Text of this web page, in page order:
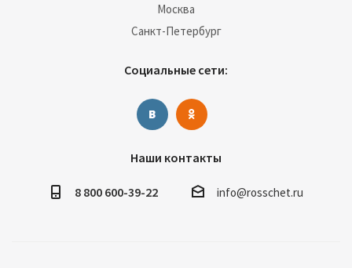
Москва
Санкт-Петербург
Социальные сети:
Наши контакты
8 800 600-39-22 info@rosschet.ru